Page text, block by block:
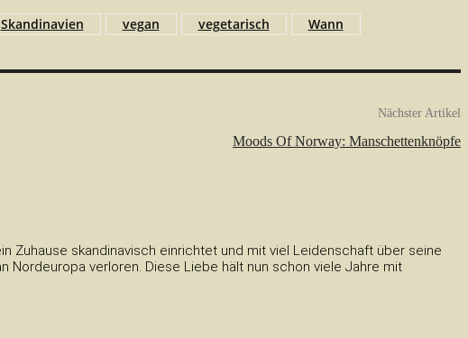
Skandinavien vegan vegetarisch Wann
Nächster Artikel
Moods Of Norway: Manschettenknöpfe
Zuhause skandinavisch einrichtet und mit viel Leidenschaft über seine
Nordeuropa verloren. Diese Liebe hält nun schon viele Jahre mit